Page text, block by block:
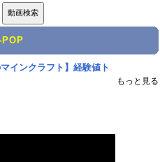
POP
マインクラフト】経験値ト
もっと見る